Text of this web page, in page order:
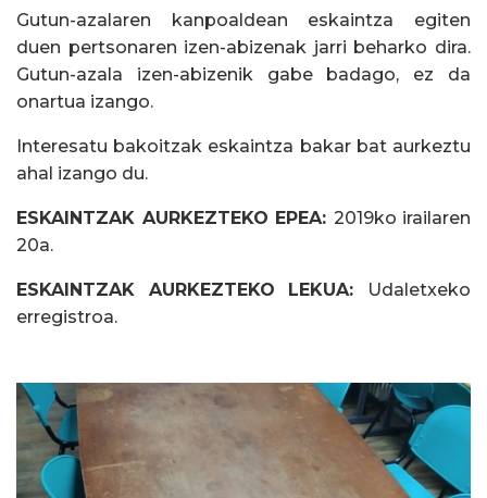
Gutun-azalaren kanpoaldean eskaintza egiten
duen pertsonaren izen-abizenak jarri beharko dira.
Gutun-azala izen-abizenik gabe badago, ez da
onartua izango.
Interesatu bakoitzak eskaintza bakar bat aurkeztu
ahal izango du.
ESKAINTZAK AURKEZTEKO EPEA: 2019ko irailaren
20a.
ESKAINTZAK AURKEZTEKO LEKUA:
Udaletxeko
erregistroa.